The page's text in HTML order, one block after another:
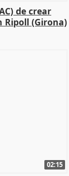
de crear
Ripoll (Girona)
02:15